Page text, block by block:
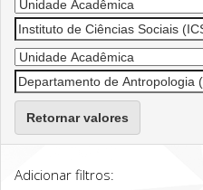
Retornar valores
Adicionar filtros: